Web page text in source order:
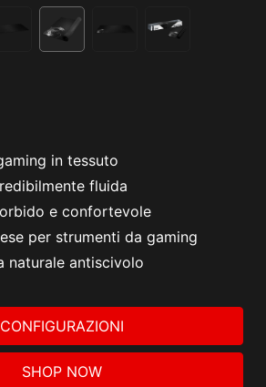
in tessuto
fluida
e confortevole
per strumenti da gaming
naturale antiscivolo
CONFIGURAZIONI
SHOP NOW